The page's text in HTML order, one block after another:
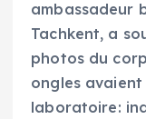
ambassadeur
Tachkent, a
photos du
ongles
laboratoire: